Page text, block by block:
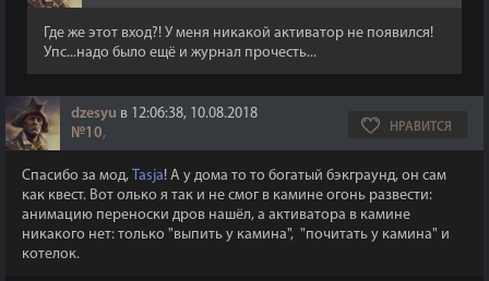
Где же этот вход?! У меня никакой активатор не появился!
Упс...надо было ещё и журнал прочесть...
dzesyu в 12:06:38, 10.08.2018
№10, НРАВИТСЯ
Спасибо за мод, Tasja! А у дома то то богатый бэкграунд, он сам
как квест. Вот олько я так и не смог в камине огонь развести:
анимацию переноски дров нашёл, а активатора в камине
никакого нет: только "выпить у камина", "почитать у камина" и
котелок.